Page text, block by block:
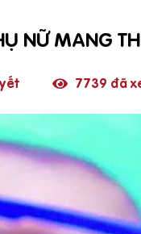
NỮ MANG
7739 đã